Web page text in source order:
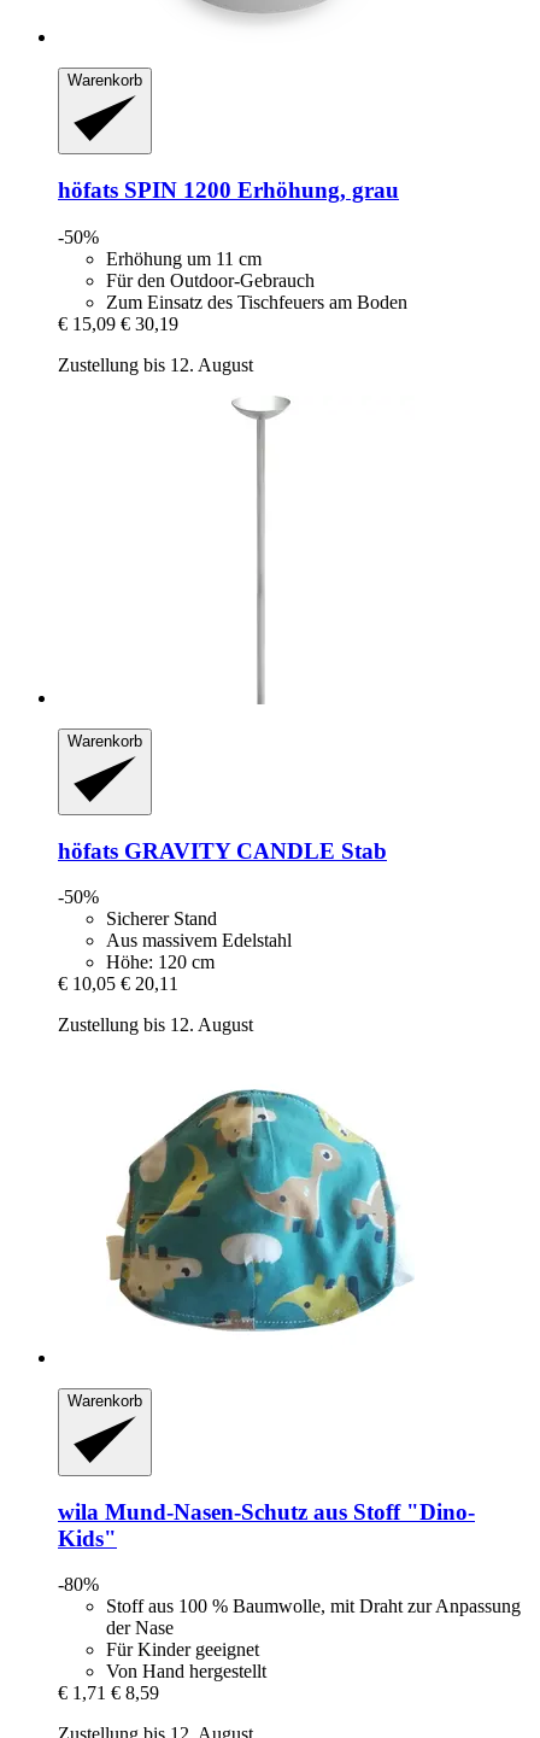
Warenkorb
höfats SPIN 1200 Erhöhung, grau
-50%
Erhöhung um 11 cm
Für den Outdoor-Gebrauch
Zum Einsatz des Tischfeuers am Boden
€ 15,09 € 30,19
Zustellung bis 12. August
Warenkorb
höfats GRAVITY CANDLE Stab
-50%
Sicherer Stand
Aus massivem Edelstahl
Höhe: 120 cm
€ 10,05 € 20,11
Zustellung bis 12. August
Warenkorb
wila Mund-​Nasen-​Schutz aus Stoff "Dino-​
Kids"
-80%
Stoff aus 100 % Baumwolle, mit Draht zur Anpassung
der Nase
Für Kinder geeignet
Von Hand hergestellt
€ 1,71 € 8,59